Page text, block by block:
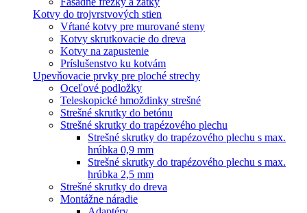
Kotvy do trojvrstvových stien
Vŕtané kotvy pre murované steny
Kotvy skrutkovacie do dreva
Kotvy na zapustenie
Príslušenstvo ku kotvám
Upevňovacie prvky pre ploché strechy
Oceľové podložky
Teleskopické hmoždinky strešné
Strešné skrutky do betónu
Strešné skrutky do trapézového plechu
Strešné skrutky do trapézového plechu s max.
hrúbka 0,9 mm
Strešné skrutky do trapézového plechu s max.
hrúbka 2,5 mm
Strešné skrutky do dreva
Montážne náradie